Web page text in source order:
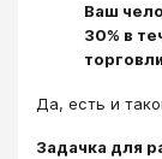
Ваш
30% в
Да, есть и
Задачка для